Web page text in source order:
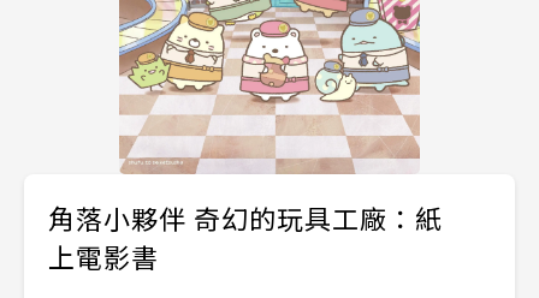
角落小夥伴 奇幻的玩具工廠：紙
上電影書